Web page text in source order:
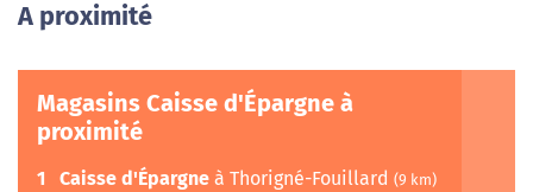
A proximité
Magasins Caisse d'Épargne à
proximité
1 Caisse d'Épargne à Thorigné-Fouillard (9 km)